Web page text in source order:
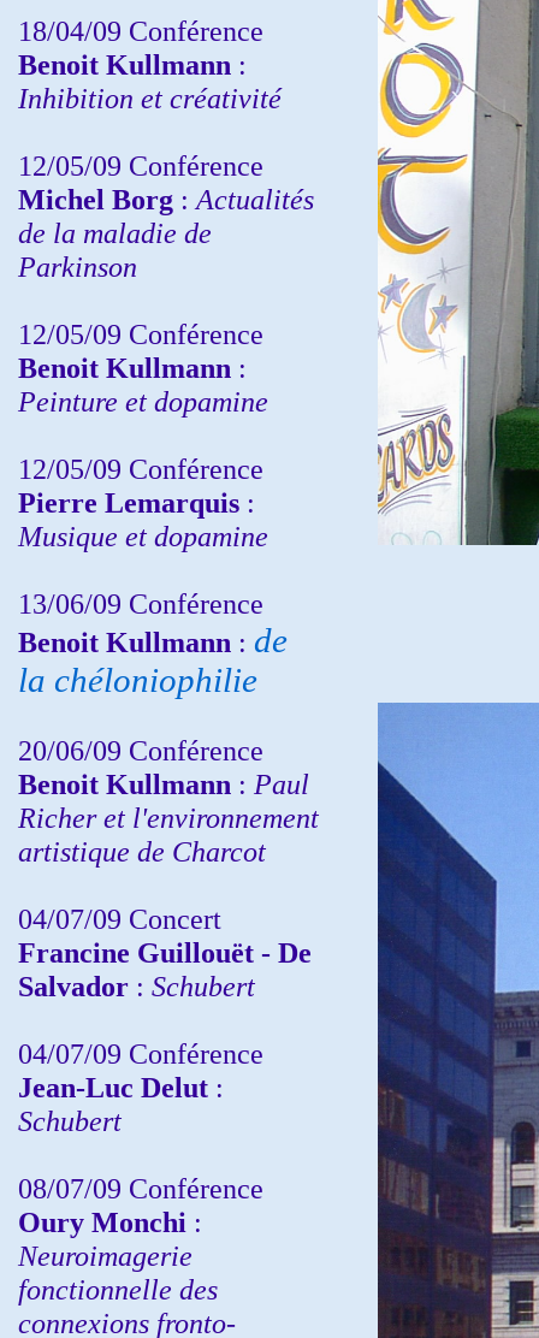
18/04/09 Conférence
Benoit Kullmann :
Inhibition et créativité
12/05/09 Conférence
Michel Borg : Actualités
de la maladie de
Parkinson
12/05/09 Conférence
Benoit Kullmann :
Peinture et dopamine
12/05/09 Conférence
Pierre Lemarquis :
Musique et dopamine
13/06/09 Conférence
Benoit Kullmann : de
la chéloniophilie
20/06/09 Conférence
Benoit Kullmann : Paul
Richer et l'environnement
artistique de Charcot
04/07/09 Concert
Francine Guillouët - De
Salvador : Schubert
04/07/09 Conférence
Jean-Luc Delut :
Schubert
08/07/09 Conférence
Oury Monchi :
Neuroimagerie
fonctionnelle des
connexions fronto-